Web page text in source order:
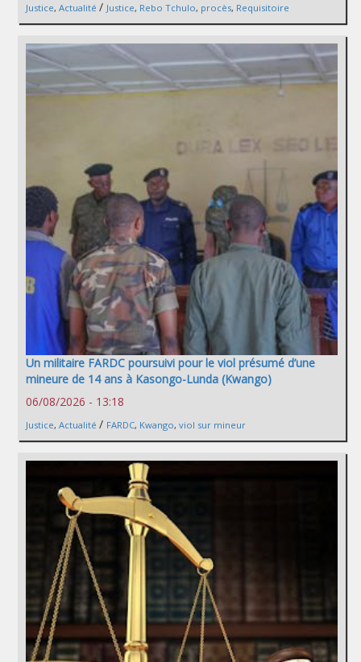
Justice, Actualité / Justice, Rebo Tchulo, procès, Requisitoire
Un militaire FARDC poursuivi pour le viol présumé d’une
mineure de 14 ans à Kasongo-Lunda (Kwango)
06/08/2026 - 13:18
Justice, Actualité / FARDC, Kwango, viol sur mineur